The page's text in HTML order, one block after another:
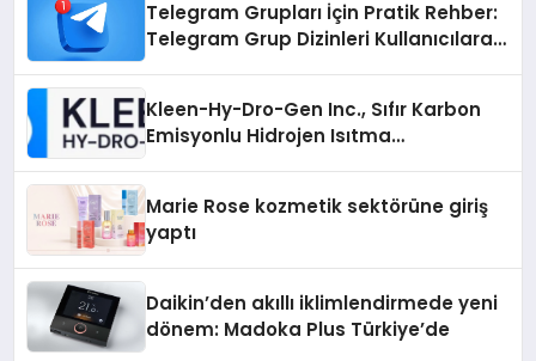
Telegram Grupları İçin Pratik Rehber:
Telegram Grup Dizinleri Kullanıcılara
Kleen-Hy-Dro-Gen Inc., Sıfır Karbon
Emisyonlu Hidrojen Isıtma
Marie Rose kozmetik sektörüne giriş
yaptı
Daikin’den akıllı iklimlendirmede yeni
dönem: Madoka Plus Türkiye’de